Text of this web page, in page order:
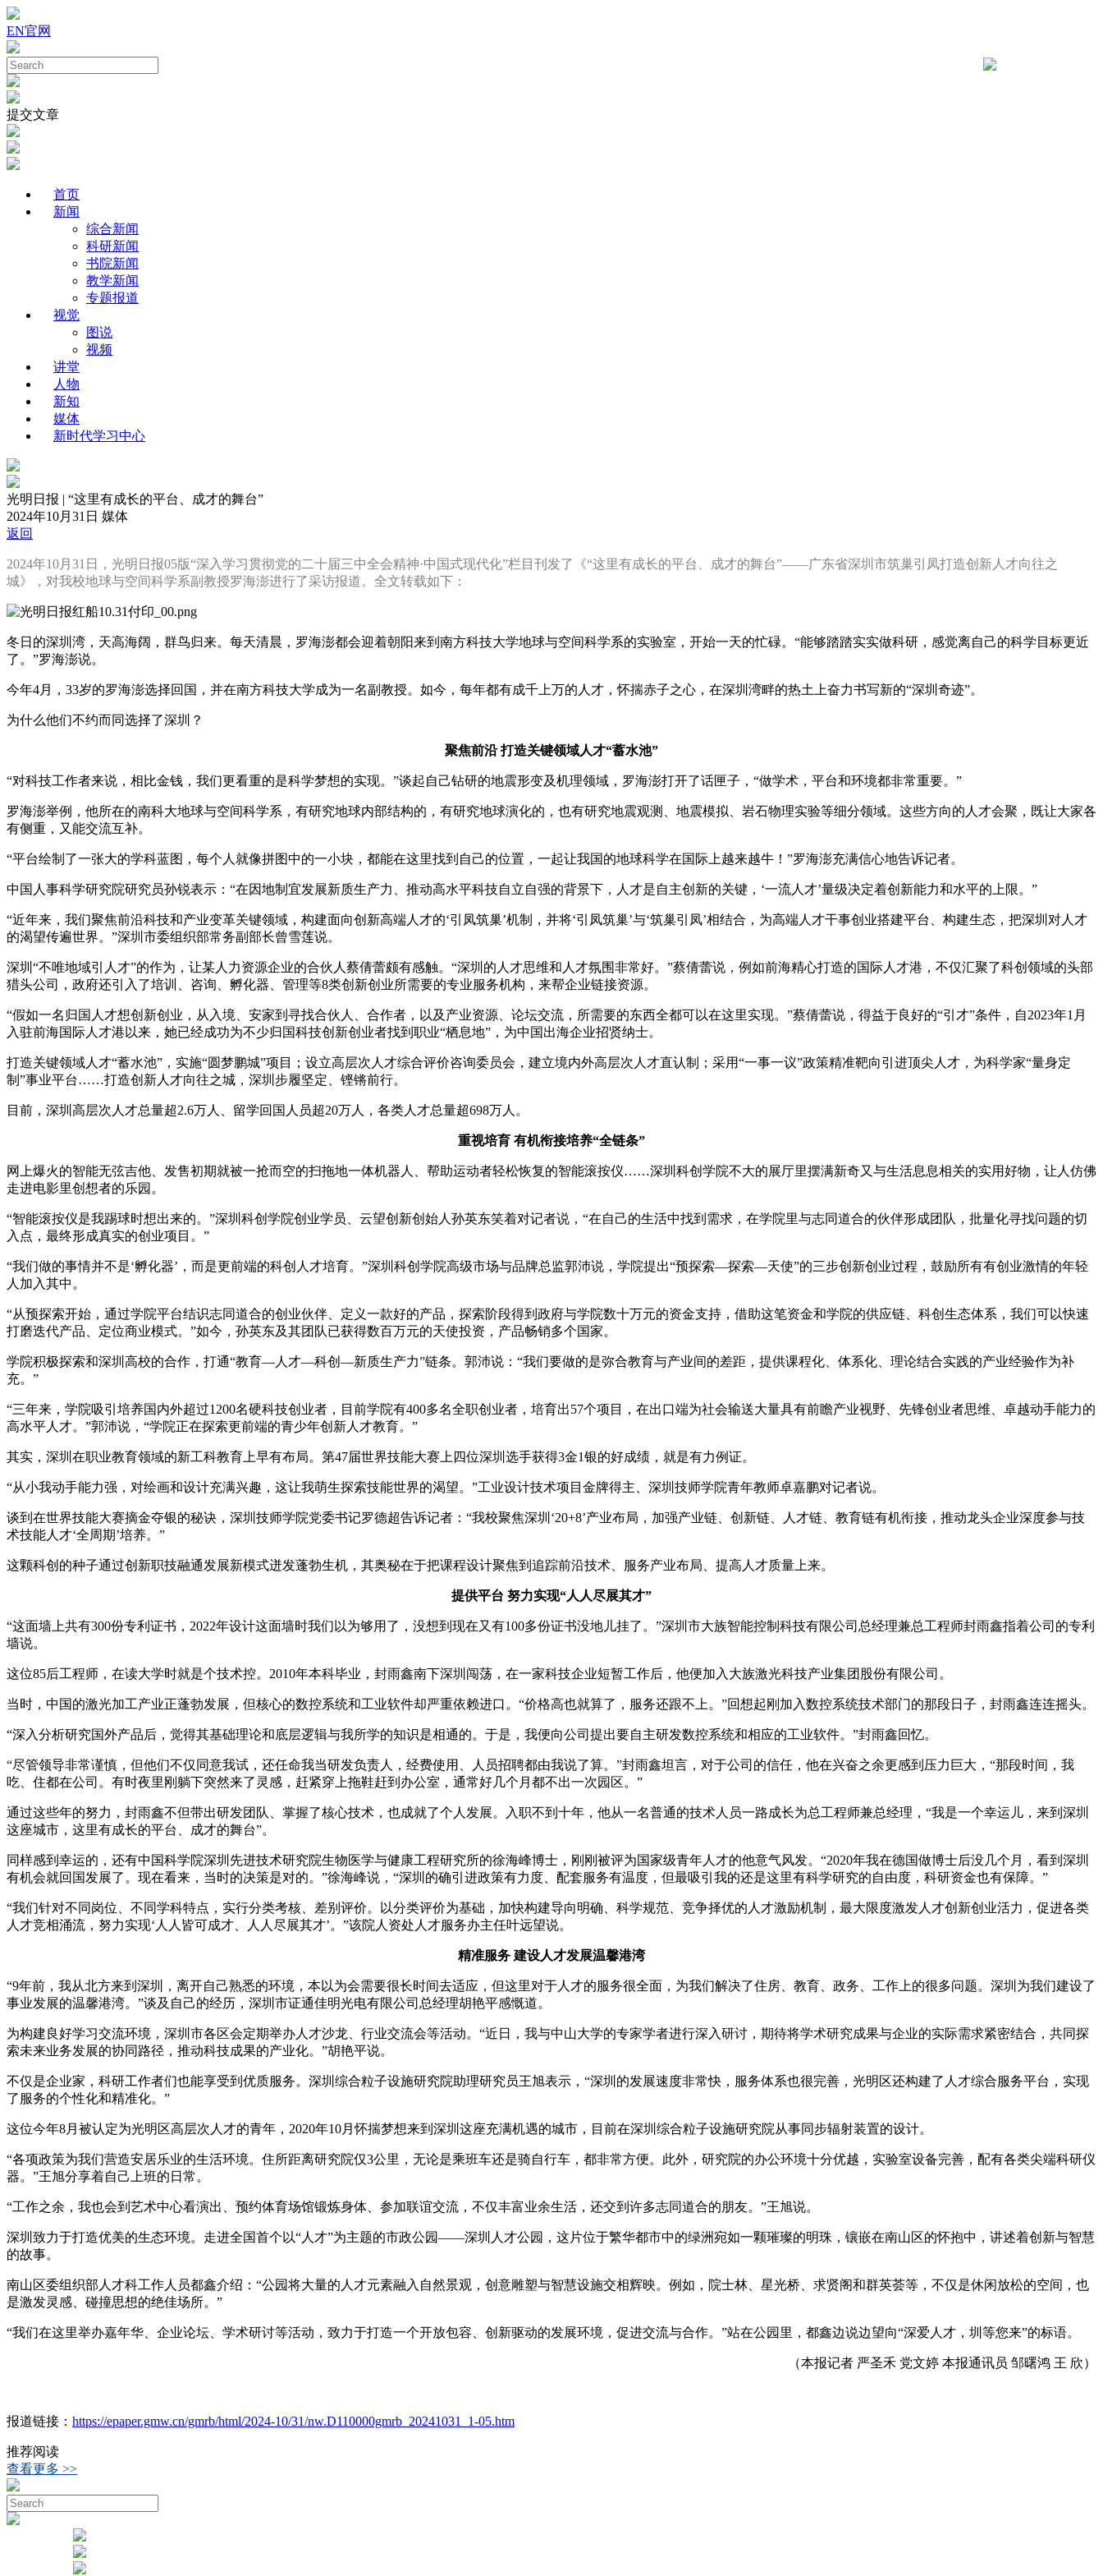
EN官网
提交文章
首页
新闻
综合新闻
科研新闻
书院新闻
教学新闻
专题报道
视觉
图说
视频
讲堂
人物
新知
媒体
新时代学习中心
光明日报 | “这里有成长的平台、成才的舞台”
2024年10月31日 媒体
返回
2024年10月31日，光明日报05版“深入学习贯彻党的二十届三中全会精神·中国式现代化”栏目刊发了《“这里有成长的平台、成才的舞台”——广东省深圳市筑巢引凤打造创新人才向往之
城》，对我校地球与空间科学系副教授罗海澎进行了采访报道。全文转载如下：
冬日的深圳湾，天高海阔，群鸟归来。每天清晨，罗海澎都会迎着朝阳来到南方科技大学地球与空间科学系的实验室，开始一天的忙碌。“能够踏踏实实做科研，感觉离自己的科学目标更近
了。”罗海澎说。
今年4月，33岁的罗海澎选择回国，并在南方科技大学成为一名副教授。如今，每年都有成千上万的人才，怀揣赤子之心，在深圳湾畔的热土上奋力书写新的“深圳奇迹”。
为什么他们不约而同选择了深圳？
聚焦前沿 打造关键领域人才“蓄水池”
“对科技工作者来说，相比金钱，我们更看重的是科学梦想的实现。”谈起自己钻研的地震形变及机理领域，罗海澎打开了话匣子，“做学术，平台和环境都非常重要。”
罗海澎举例，他所在的南科大地球与空间科学系，有研究地球内部结构的，有研究地球演化的，也有研究地震观测、地震模拟、岩石物理实验等细分领域。这些方向的人才会聚，既让大家各
有侧重，又能交流互补。
“平台绘制了一张大的学科蓝图，每个人就像拼图中的一小块，都能在这里找到自己的位置，一起让我国的地球科学在国际上越来越牛！”罗海澎充满信心地告诉记者。
中国人事科学研究院研究员孙锐表示：“在因地制宜发展新质生产力、推动高水平科技自立自强的背景下，人才是自主创新的关键，‘一流人才’量级决定着创新能力和水平的上限。”
“近年来，我们聚焦前沿科技和产业变革关键领域，构建面向创新高端人才的‘引凤筑巢’机制，并将‘引凤筑巢’与‘筑巢引凤’相结合，为高端人才干事创业搭建平台、构建生态，把深圳对人才
的渴望传遍世界。”深圳市委组织部常务副部长曾雪莲说。
深圳“不唯地域引人才”的作为，让某人力资源企业的合伙人蔡倩蕾颇有感触。“深圳的人才思维和人才氛围非常好。”蔡倩蕾说，例如前海精心打造的国际人才港，不仅汇聚了科创领域的头部
猎头公司，政府还引入了培训、咨询、孵化器、管理等8类创新创业所需要的专业服务机构，来帮企业链接资源。
“假如一名归国人才想创新创业，从入境、安家到寻找合伙人、合作者，以及产业资源、论坛交流，所需要的东西全都可以在这里实现。”蔡倩蕾说，得益于良好的“引才”条件，自2023年1月
入驻前海国际人才港以来，她已经成功为不少归国科技创新创业者找到职业“栖息地”，为中国出海企业招贤纳士。
打造关键领域人才“蓄水池”，实施“圆梦鹏城”项目；设立高层次人才综合评价咨询委员会，建立境内外高层次人才直认制；采用“一事一议”政策精准靶向引进顶尖人才，为科学家“量身定
制”事业平台……打造创新人才向往之城，深圳步履坚定、铿锵前行。
目前，深圳高层次人才总量超2.6万人、留学回国人员超20万人，各类人才总量超698万人。
重视培育 有机衔接培养“全链条”
网上爆火的智能无弦吉他、发售初期就被一抢而空的扫拖地一体机器人、帮助运动者轻松恢复的智能滚按仪……深圳科创学院不大的展厅里摆满新奇又与生活息息相关的实用好物，让人仿佛
走进电影里创想者的乐园。
“智能滚按仪是我踢球时想出来的。”深圳科创学院创业学员、云望创新创始人孙英东笑着对记者说，“在自己的生活中找到需求，在学院里与志同道合的伙伴形成团队，批量化寻找问题的切
入点，最终形成真实的创业项目。”
“我们做的事情并不是‘孵化器’，而是更前端的科创人才培育。”深圳科创学院高级市场与品牌总监郭沛说，学院提出“预探索—探索—天使”的三步创新创业过程，鼓励所有有创业激情的年轻
人加入其中。
“从预探索开始，通过学院平台结识志同道合的创业伙伴、定义一款好的产品，探索阶段得到政府与学院数十万元的资金支持，借助这笔资金和学院的供应链、科创生态体系，我们可以快速
打磨迭代产品、定位商业模式。”如今，孙英东及其团队已获得数百万元的天使投资，产品畅销多个国家。
学院积极探索和深圳高校的合作，打通“教育—人才—科创—新质生产力”链条。郭沛说：“我们要做的是弥合教育与产业间的差距，提供课程化、体系化、理论结合实践的产业经验作为补
充。”
“三年来，学院吸引培养国内外超过1200名硬科技创业者，目前学院有400多名全职创业者，培育出57个项目，在出口端为社会输送大量具有前瞻产业视野、先锋创业者思维、卓越动手能力的
高水平人才。”郭沛说，“学院正在探索更前端的青少年创新人才教育。”
其实，深圳在职业教育领域的新工科教育上早有布局。第47届世界技能大赛上四位深圳选手获得3金1银的好成绩，就是有力例证。
“从小我动手能力强，对绘画和设计充满兴趣，这让我萌生探索技能世界的渴望。”工业设计技术项目金牌得主、深圳技师学院青年教师卓嘉鹏对记者说。
谈到在世界技能大赛摘金夺银的秘诀，深圳技师学院党委书记罗德超告诉记者：“我校聚焦深圳‘20+8’产业布局，加强产业链、创新链、人才链、教育链有机衔接，推动龙头企业深度参与技
术技能人才‘全周期’培养。”
这颗科创的种子通过创新职技融通发展新模式迸发蓬勃生机，其奥秘在于把课程设计聚焦到追踪前沿技术、服务产业布局、提高人才质量上来。
提供平台 努力实现“人人尽展其才”
“这面墙上共有300份专利证书，2022年设计这面墙时我们以为够用了，没想到现在又有100多份证书没地儿挂了。”深圳市大族智能控制科技有限公司总经理兼总工程师封雨鑫指着公司的专利
墙说。
这位85后工程师，在读大学时就是个技术控。2010年本科毕业，封雨鑫南下深圳闯荡，在一家科技企业短暂工作后，他便加入大族激光科技产业集团股份有限公司。
当时，中国的激光加工产业正蓬勃发展，但核心的数控系统和工业软件却严重依赖进口。“价格高也就算了，服务还跟不上。”回想起刚加入数控系统技术部门的那段日子，封雨鑫连连摇头。
“深入分析研究国外产品后，觉得其基础理论和底层逻辑与我所学的知识是相通的。于是，我便向公司提出要自主研发数控系统和相应的工业软件。”封雨鑫回忆。
“尽管领导非常谨慎，但他们不仅同意我试，还任命我当研发负责人，经费使用、人员招聘都由我说了算。”封雨鑫坦言，对于公司的信任，他在兴奋之余更感到压力巨大，“那段时间，我
吃、住都在公司。有时夜里刚躺下突然来了灵感，赶紧穿上拖鞋赶到办公室，通常好几个月都不出一次园区。”
通过这些年的努力，封雨鑫不但带出研发团队、掌握了核心技术，也成就了个人发展。入职不到十年，他从一名普通的技术人员一路成长为总工程师兼总经理，“我是一个幸运儿，来到深圳
这座城市，这里有成长的平台、成才的舞台”。
同样感到幸运的，还有中国科学院深圳先进技术研究院生物医学与健康工程研究所的徐海峰博士，刚刚被评为国家级青年人才的他意气风发。“2020年我在德国做博士后没几个月，看到深圳
有机会就回国发展了。现在看来，当时的决策是对的。”徐海峰说，“深圳的确引进政策有力度、配套服务有温度，但最吸引我的还是这里有科学研究的自由度，科研资金也有保障。”
“我们针对不同岗位、不同学科特点，实行分类考核、差别评价。以分类评价为基础，加快构建导向明确、科学规范、竞争择优的人才激励机制，最大限度激发人才创新创业活力，促进各类
人才竞相涌流，努力实现‘人人皆可成才、人人尽展其才’。”该院人资处人才服务办主任叶远望说。
精准服务 建设人才发展温馨港湾
“9年前，我从北方来到深圳，离开自己熟悉的环境，本以为会需要很长时间去适应，但这里对于人才的服务很全面，为我们解决了住房、教育、政务、工作上的很多问题。深圳为我们建设了
事业发展的温馨港湾。”谈及自己的经历，深圳市证通佳明光电有限公司总经理胡艳平感慨道。
为构建良好学习交流环境，深圳市各区会定期举办人才沙龙、行业交流会等活动。“近日，我与中山大学的专家学者进行深入研讨，期待将学术研究成果与企业的实际需求紧密结合，共同探
索未来业务发展的协同路径，推动科技成果的产业化。”胡艳平说。
不仅是企业家，科研工作者们也能享受到优质服务。深圳综合粒子设施研究院助理研究员王旭表示，“深圳的发展速度非常快，服务体系也很完善，光明区还构建了人才综合服务平台，实现
了服务的个性化和精准化。”
这位今年8月被认定为光明区高层次人才的青年，2020年10月怀揣梦想来到深圳这座充满机遇的城市，目前在深圳综合粒子设施研究院从事同步辐射装置的设计。
“各项政策为我们营造安居乐业的生活环境。住所距离研究院仅3公里，无论是乘班车还是骑自行车，都非常方便。此外，研究院的办公环境十分优越，实验室设备完善，配有各类尖端科研仪
器。”王旭分享着自己上班的日常。
“工作之余，我也会到艺术中心看演出、预约体育场馆锻炼身体、参加联谊交流，不仅丰富业余生活，还交到许多志同道合的朋友。”王旭说。
深圳致力于打造优美的生态环境。走进全国首个以“人才”为主题的市政公园——深圳人才公园，这片位于繁华都市中的绿洲宛如一颗璀璨的明珠，镶嵌在南山区的怀抱中，讲述着创新与智慧
的故事。
南山区委组织部人才科工作人员都鑫介绍：“公园将大量的人才元素融入自然景观，创意雕塑与智慧设施交相辉映。例如，院士林、星光桥、求贤阁和群英荟等，不仅是休闲放松的空间，也
是激发灵感、碰撞思想的绝佳场所。”
“我们在这里举办嘉年华、企业论坛、学术研讨等活动，致力于打造一个开放包容、创新驱动的发展环境，促进交流与合作。”站在公园里，都鑫边说边望向“深爱人才，圳等您来”的标语。
（本报记者 严圣禾 党文婷 本报通讯员 邹曙鸿 王 欣）
报道链接： https://epaper.gmw.cn/gmrb/html/2024-10/31/nw.D110000gmrb_20241031_1-05.htm
推荐阅读
查看更多 >>